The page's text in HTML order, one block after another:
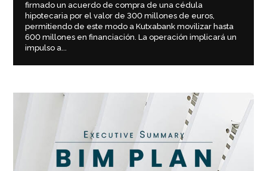
firmado un acuerdo de compra de una cédula
hipotecaria por el valor de 300 millones de euros,
permitiendo de este modo a Kutxabank movilizar hasta
600 millones en financiación. La operación implicará un
impulso a...